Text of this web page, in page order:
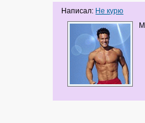
Написал: Не курю